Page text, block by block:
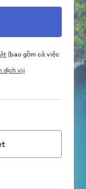
(bao gồm cả việc
dịch vụ